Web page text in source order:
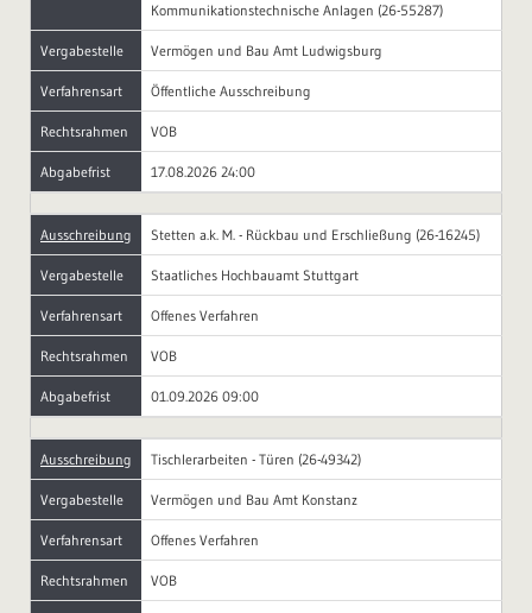
Kommunikationstechnische Anlagen (26-55287)
Vergabestelle Vermögen und Bau Amt Ludwigsburg
Verfahrensart Öffentliche Ausschreibung
Rechtsrahmen VOB
Abgabefrist 17.08.2026 24:00
Ausschreibung Stetten a.k. M. - Rückbau und Erschließung (26-16245)
Vergabestelle Staatliches Hochbauamt Stuttgart
Verfahrensart Offenes Verfahren
Rechtsrahmen VOB
Abgabefrist 01.09.2026 09:00
Ausschreibung Tischlerarbeiten - Türen (26-49342)
Vergabestelle Vermögen und Bau Amt Konstanz
Verfahrensart Offenes Verfahren
Rechtsrahmen VOB